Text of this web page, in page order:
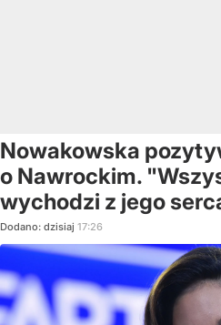
Nowakowska
o Nawrockim.
wychodzi z jego
Dodano: dzisiaj 17:26